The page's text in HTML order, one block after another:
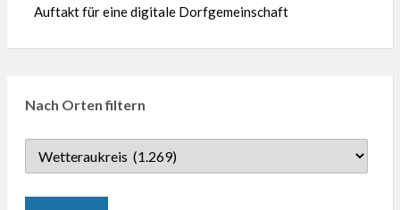
Auftakt für eine digitale Dorfgemeinschaft
Nach Orten filtern